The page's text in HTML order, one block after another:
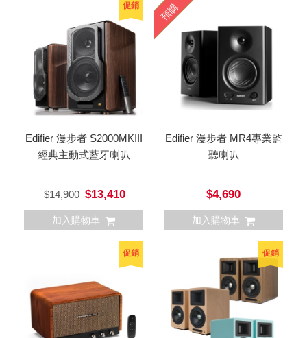
促銷
Edifier 漫步者 S2000MKIII
經典主動式藍牙喇叭
$14,900 $13,410
加入購物車
預購
Edifier 漫步者 MR4專業監
聽喇叭
$4,690
加入購物車
促銷 促銷